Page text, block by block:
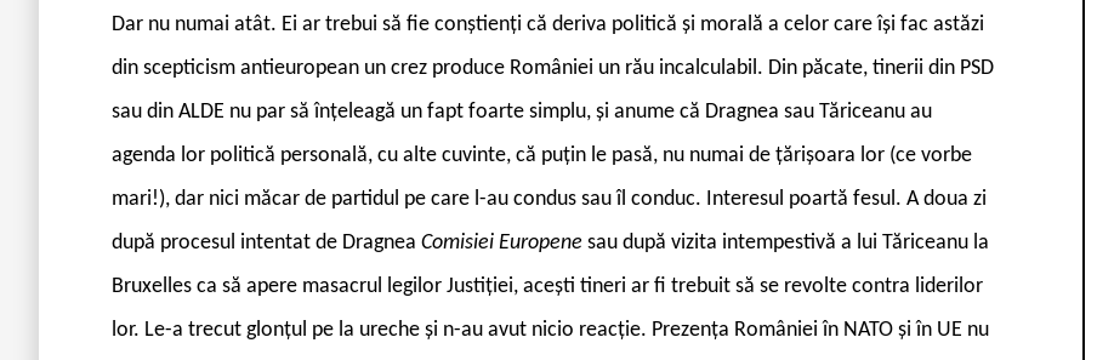
Dar nu numai atât. Ei ar trebui să fie conștienți că deriva politică și morală a celor care își fac astăzi
din scepticism antieuropean un crez produce României un rău incalculabil. Din păcate, tinerii din PSD
sau din ALDE nu par să înțeleagă un fapt foarte simplu, și anume că Dragnea sau Tăriceanu au
agenda lor politică personală, cu alte cuvinte, că puțin le pasă, nu numai de țărișoara lor (ce vorbe
mari!), dar nici măcar de partidul pe care l-au condus sau îl conduc. Interesul poartă fesul. A doua zi
după procesul intentat de Dragnea Comisiei Europene sau după vizita intempestivă a lui Tăriceanu la
Bruxelles ca să apere masacrul legilor Justiției, acești tineri ar fi trebuit să se revolte contra liderilor
lor. Le-a trecut glonțul pe la ureche și n-au avut nicio reacție. Prezența României în NATO și în UE nu